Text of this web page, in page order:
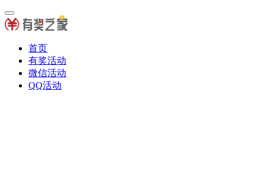
首页
有奖活动
微信活动
QQ活动